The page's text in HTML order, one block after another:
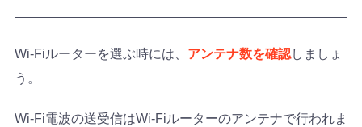
Wi-Fiルーターを選ぶ時には、 アンテナ数を確認しましょ
う。
Wi-Fi電波の送受信はWi-Fiルーターのアンテナで行われま